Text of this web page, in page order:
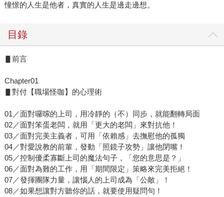
憧憬的人生是他者，真實的人生是邊走邊想。
目錄
▋前言
Chapter01
▋對付【職場怪咖】的心理術
01／面對囉嗦的上司，用冷靜的（不）同步，就能翻轉局面
02／面對笨蛋老闆，就用「更大的老闆」來對抗他！
03／面對完美主義者，可用「依賴感」去撫慰他的孤獨
04／對愛說教的前輩，發動「照鏡子攻勢」讓他閉嘴！
05／控制優柔寡斷上司的魔法句子，「您的意思是？」
06／面對為難的工作，用「期間限定」策略來完美拒絕！
07／發揮團隊力量，讓惱人的上司成為「公敵」！
08／如果想讓對方聽你的話，就要使用疑問句！